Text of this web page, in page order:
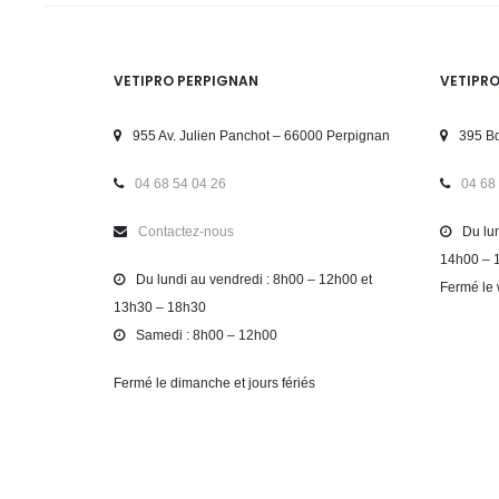
VETIPRO PERPIGNAN
955 Av. Julien Panchot – 66000 Perpignan
04 68 54 04 26
Contactez-nous
Du lundi au vendredi : 8h00 – 12h00 et
13h30 – 18h30
Samedi : 8h00 – 12h00
Fermé le dimanche et jours fériés
395
04 68
Du
14h00 –
Fermé le